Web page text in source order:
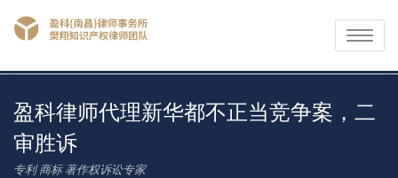
Toggle
盈科律师代理新华都不正当竞争案，二
审胜诉
专利 商标 著作权诉讼专家